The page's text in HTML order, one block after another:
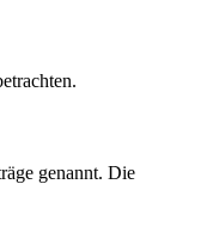
genannt. Die